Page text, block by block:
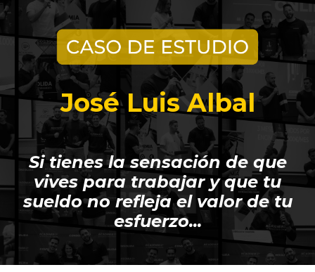
José Luis Albal
Si tienes la sensación de que
vives para trabajar y que tu
sueldo no refleja el valor de tu
esfuerzo...